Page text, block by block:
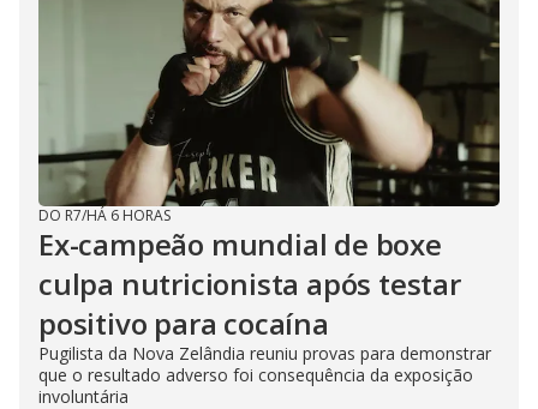
DO R7/HÁ 6 HORAS
Ex-campeão mundial de boxe
culpa nutricionista após testar
positivo para cocaína
Pugilista da Nova Zelândia reuniu provas para demonstrar
que o resultado adverso foi consequência da exposição
involuntária